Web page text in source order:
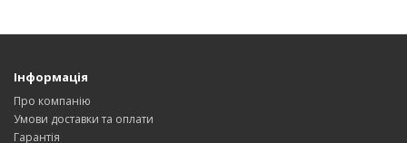
Інформація
Про компанію
Умови доставки та оплати
Гарантія